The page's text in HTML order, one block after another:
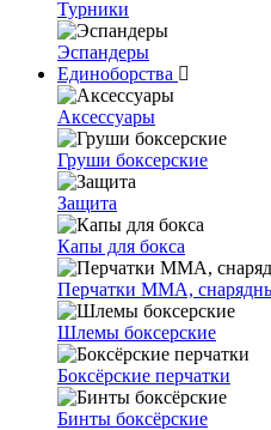
Турники
Эспандеры
Единоборства
Аксессуары
Груши боксерские
Защита
Капы для бокса
Перчатки ММА,
Шлемы боксерские
Боксёрские перчатки
Бинты боксёрские